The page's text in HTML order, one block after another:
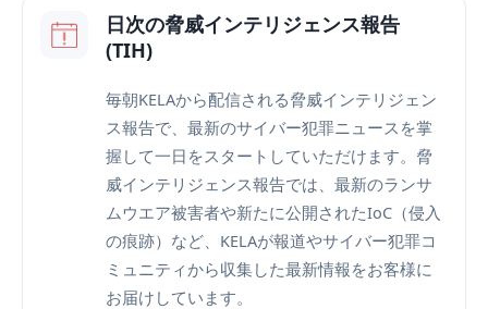
日次の脅威インテリジェンス報告
(TIH)
毎朝KELAから配信される脅威インテリジェン
ス報告で、最新のサイバー犯罪ニュースを掌
握して一日をスタートしていただけます。脅
威インテリジェンス報告では、最新のランサ
ムウエア被害者や新たに公開されたIoC（侵入
の痕跡）など、KELAが報道やサイバー犯罪コ
ミュニティから収集した最新情報をお客様に
お届けしています。